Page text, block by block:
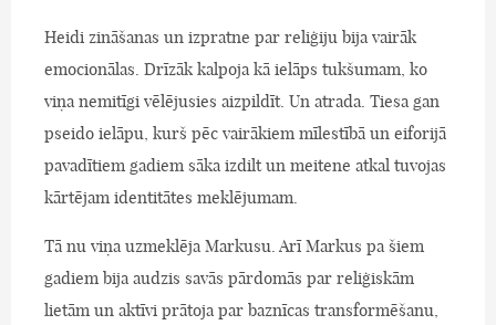
Heidi zināšanas un izpratne par reliģiju bija vairāk
emocionālas. Drīzāk kalpoja kā ielāps tukšumam, ko
viņa nemitīgi vēlējusies aizpildīt. Un atrada. Tiesa gan
pseido ielāpu, kurš pēc vairākiem mīlestībā un eiforijā
pavadītiem gadiem sāka izdilt un meitene atkal tuvojas
kārtējam identitātes meklējumam.
Tā nu viņa uzmeklēja Markusu. Arī Markus pa šiem
gadiem bija audzis savās pārdomās par reliģiskām
lietām un aktīvi prātoja par baznīcas transformēšanu,